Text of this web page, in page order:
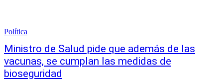
Política
Ministro de Salud pide que además de las
vacunas, se cumplan las medidas de
bioseguridad